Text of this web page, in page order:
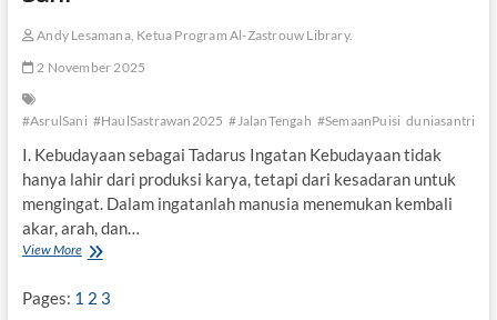
Andy Lesamana, Ketua Program Al-Zastrouw Library.
2 November 2025
#AsrulSani #HaulSastrawan2025 #JalanTengah #SemaanPuisi duniasantri
I. Kebudayaan sebagai Tadarus Ingatan Kebudayaan tidak
hanya lahir dari produksi karya, tetapi dari kesadaran untuk
mengingat. Dalam ingatanlah manusia menemukan kembali
akar, arah, dan…
View MoreK
a
Pages: 1 2 3